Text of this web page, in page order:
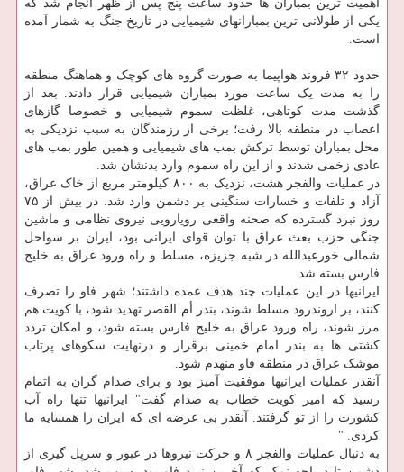
اهمیت ترین بمباران ها حدود ساعت پنج پس از ظهر انجام شد که
یکی از طولانی ترین بمبارانهای شیمیایی در تاریخ جنگ به شمار آمده
است.
حدود ۳۲ فروند هواپیما به صورت گروه های کوچک و هماهنگ منطقه
را به مدت یک ساعت مورد بمباران شیمیایی قرار دادند. بعد از
گذشت مدت کوتاهی، غلظت سموم شیمیایی و خصوصا گازهای
اعصاب در منطقه بالا رفت؛ برخی از رزمندگان به سبب نزدیکی به
محل بمباران توسط ترکش بمب های شیمیایی و همین طور بمب های
عادی زخمی شدند و از این راه سموم وارد بدنشان شد.
در عملیات والفجر هشت، نزدیک به ۸۰۰ کیلومتر مربع از خاک عراق،
آزاد و تلفات و خسارات سنگینی بر دشمن وارد شد. در بیش از ۷۵
روز نبرد گسترده که صحنه واقعی رویارویی نیروی نظامی و ماشین
جنگی حزب بعث عراق با توان قوای ایرانی بود، ایران بر سواحل
شمالی خورعبدالله در شبه جزیزه، مسلط و راه ورود عراق به خلیج
فارس بسته شد.
ایرانیها در این عملیات چند هدف عمده داشتند؛ شهر فاو را تصرف
کنند، بر اروندرود مسلط شوند، بندر أم القصر تهدید شود، با کویت هم
مرز شوند، راه ورود عراق به خلیج فارس بسته شود، و امکان تردد
کشتی ها به بندر امام خمینی برقرار و درنهایت سکوهای پرتاب
موشک عراق در منطقه فاو منهدم شود.
آنقدر عملیات ایرانیها موفقیت آمیز بود و برای صدام گران به اتمام
رسید که امیر کویت خطاب به صدام گفت" ایرانیها تنها راه آب
کشورت را از تو گرفتند. آنقدر بی عرضه ای که ایران را همسایه ما
کردی. "
به دنبال عملیات والفجر ۸ و حرکت نیروها در عبور و سرپل گیری از